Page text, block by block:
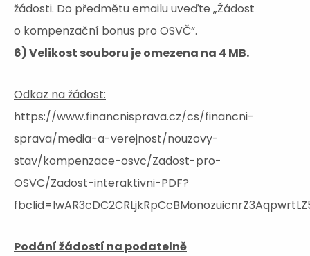
žádosti. Do předmětu emailu uveďte „Žádost
o kompenzační bonus pro OSVČ“.
6) Velikost souboru je omezena na 4 MB.
Odkaz na žádost:
https://www.financnisprava.cz/cs/financni-
sprava/media-a-verejnost/nouzovy-
stav/kompenzace-osvc/Zadost-pro-
OSVC/Zadost-interaktivni-PDF?
Podání žádostí na podatelně